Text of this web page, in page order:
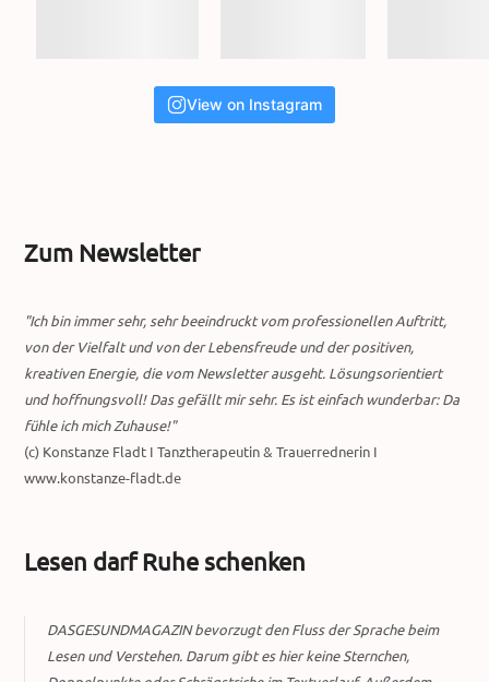
View on Instagram
Zum Newsletter
"Ich bin immer sehr, sehr beeindruckt vom professionellen Auftritt,
von der Vielfalt und von der Lebensfreude und der positiven,
kreativen Energie, die vom Newsletter ausgeht. Lösungsorientiert
und hoffnungsvoll! Das gefällt mir sehr. Es ist einfach wunderbar: Da
fühle ich mich Zuhause!"
(c) Konstanze Fladt I Tanztherapeutin & Trauerrednerin I
www.konstanze-fladt.de
Lesen darf Ruhe schenken
DASGESUNDMAGAZIN bevorzugt den Fluss der Sprache beim
Lesen und Verstehen. Darum gibt es hier keine Sternchen,